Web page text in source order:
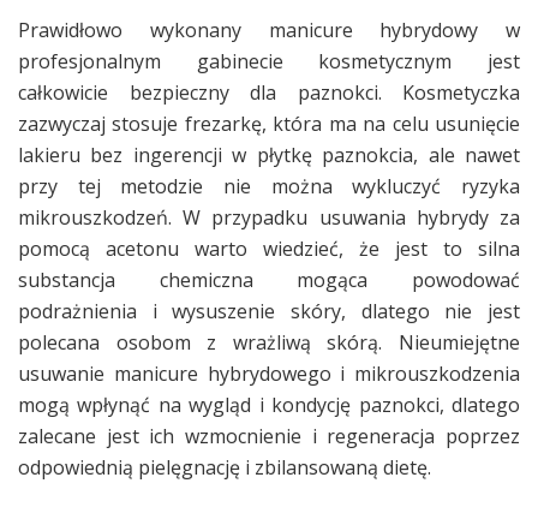
Prawidłowo wykonany manicure hybrydowy w
profesjonalnym gabinecie kosmetycznym jest
całkowicie bezpieczny dla paznokci. Kosmetyczka
zazwyczaj stosuje frezarkę, która ma na celu usunięcie
lakieru bez ingerencji w płytkę paznokcia, ale nawet
przy tej metodzie nie można wykluczyć ryzyka
mikrouszkodzeń. W przypadku usuwania hybrydy za
pomocą acetonu warto wiedzieć, że jest to silna
substancja chemiczna mogąca powodować
podrażnienia i wysuszenie skóry, dlatego nie jest
polecana osobom z wrażliwą skórą. Nieumiejętne
usuwanie manicure hybrydowego i mikrouszkodzenia
mogą wpłynąć na wygląd i kondycję paznokci, dlatego
zalecane jest ich wzmocnienie i regeneracja poprzez
odpowiednią pielęgnację i zbilansowaną dietę.